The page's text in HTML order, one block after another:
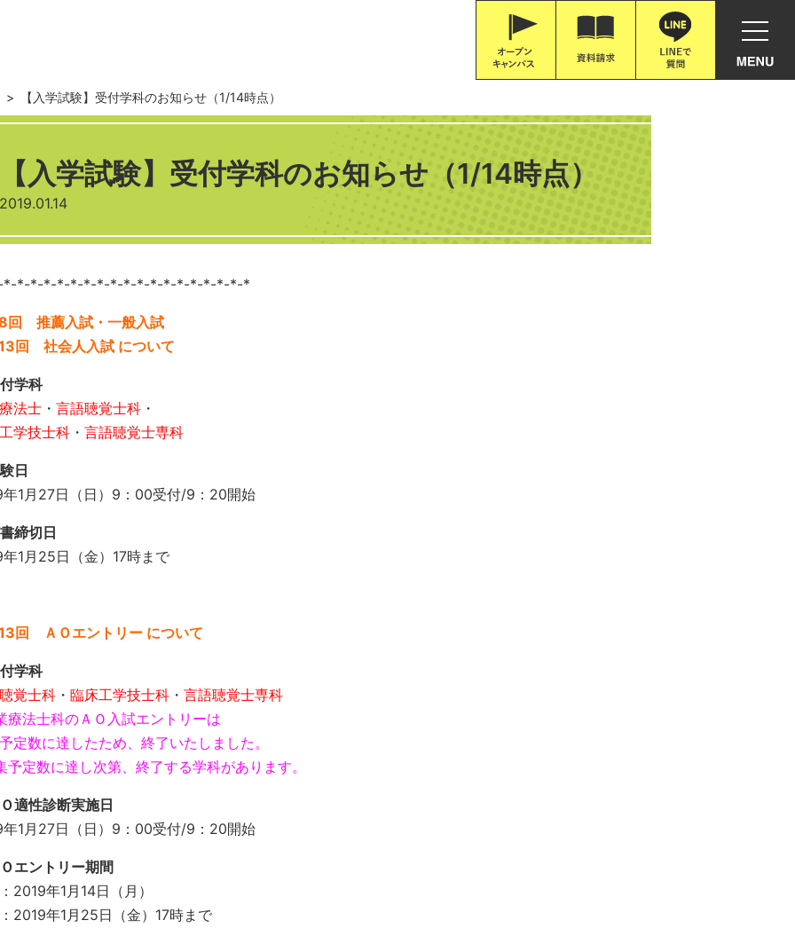
> 【入学試験】受付学科のお知らせ（1/14時点）
【入学試験】受付学科のお知らせ（1/14時点）
2019.01.14
*-*-*-*-*-*-*-*-*-*-*-*-*-*-*-*-*-*
回 推薦入試・一般入試
回 社会人入試 について
学科
法士 ・ 言語聴覚士科 ・
学技士科 ・ 言語聴覚士専科
日
1月27日（日）9：00受付/9：20開始
締切日
1月25日（金）17時まで
回 ＡＯエントリー について
学科
覚士科 ・ 臨床工学技士科 ・ 言語聴覚士専科
療法士科のＡＯ入試エントリーは
定数に達したため、終了いたしました。
予定数に達し次第、終了する学科があります。
適性診断実施日
1月27日（日）9：00受付/9：20開始
エントリー期間
2019年1月14日（月）
2019年1月25日（金）17時まで